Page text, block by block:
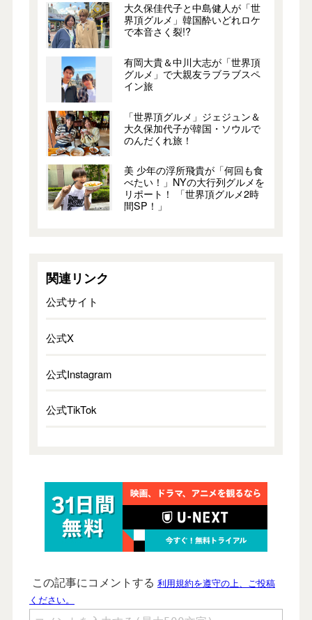
大久保佳代子と中島健人が「世
界頂グルメ」韓国酔いどれロケ
で本音さく裂!?
有岡大貴＆中川大志が「世界頂
グルメ」で大親友ラブラブスペ
イン旅
「世界頂グルメ」ジェジュン＆
大久保加代子が韓国・ソウルで
のんだくれ旅！
美 少年の浮所飛貴が「何回も食
べたい！」NYの大行列グルメを
リポート！ 「世界頂グルメ2時
間SP！」
関連リンク
公式サイト
公式X
公式Instagram
公式TikTok